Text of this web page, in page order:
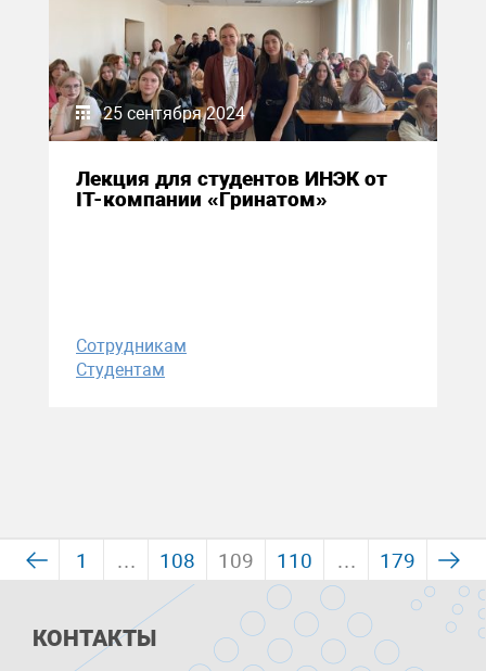
25 сентября 2024
Лекция для студентов ИНЭК от
IT-компании «Гринатом»
Сотрудникам
Студентам
1 … 108 109 110 … 179
КОНТАКТЫ